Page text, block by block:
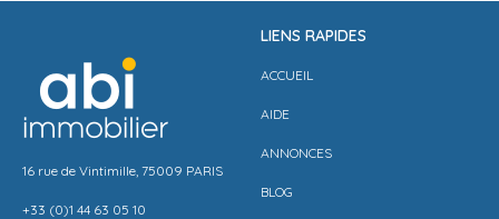
16 rue de Vintimille, 75009 PARIS
+33 (0)1 44 63 05 10
LIENS RAPIDES
ACCUEIL
AIDE
ANNONCES
BLOG